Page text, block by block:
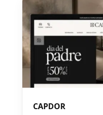
CAPDOR